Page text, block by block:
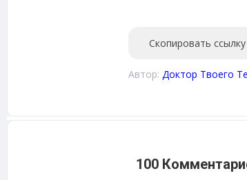
Скопировать ссылку
Автор: Доктор Твоего
100